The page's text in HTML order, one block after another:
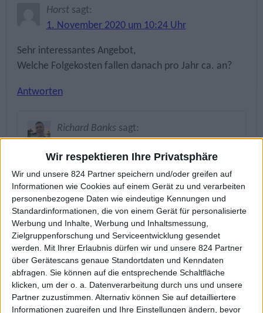
Wir respektieren Ihre Privatsphäre
Wir und unsere 824 Partner speichern und/oder greifen auf
Informationen wie Cookies auf einem Gerät zu und verarbeiten
personenbezogene Daten wie eindeutige Kennungen und
Standardinformationen, die von einem Gerät für personalisierte
Werbung und Inhalte, Werbung und Inhaltsmessung,
Zielgruppenforschung und Serviceentwicklung gesendet
werden.
Mit Ihrer Erlaubnis dürfen wir und unsere 824 Partner
über Gerätescans genaue Standortdaten und Kenndaten
abfragen. Sie können auf die entsprechende Schaltfläche
klicken, um der o. a. Datenverarbeitung durch uns und unsere
Partner zuzustimmen. Alternativ können Sie auf detailliertere
Informationen zugreifen und Ihre Einstellungen ändern, bevor
Horst sagt:
1. November 2020 um 10:24 Uhr
Sehr interessantes Angebot,
Welche Folgekosten fallen danach pro Jahr ca. an?
Antworten
Richard Banks sagt:
Super Frage, Horst! Heute morgen
veröffentlichte ich passend einen Artikel dazu ►
https://www.amerikakonto.com/de/folgekosten-
firmengruendung/
Antworten
Christian sagt: